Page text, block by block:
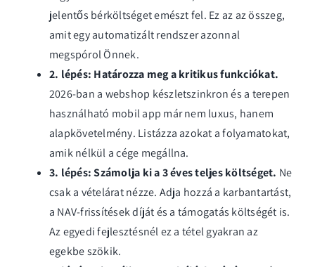
jelentős bérköltséget emészt fel. Ez az az összeg,
amit egy automatizált rendszer azonnal
megspórol Önnek.
2. lépés: Határozza meg a kritikus funkciókat.
2026-ban a webshop készletszinkron és a terepen
használható mobil app már nem luxus, hanem
alapkövetelmény. Listázza azokat a folyamatokat,
amik nélkül a cége megállna.
3. lépés: Számolja ki a 3 éves teljes költséget. Ne
csak a vételárat nézze. Adja hozzá a karbantartást,
a NAV-frissítések díját és a támogatás költségét is.
Az egyedi fejlesztésnél ez a tétel gyakran az
egekbe szökik.